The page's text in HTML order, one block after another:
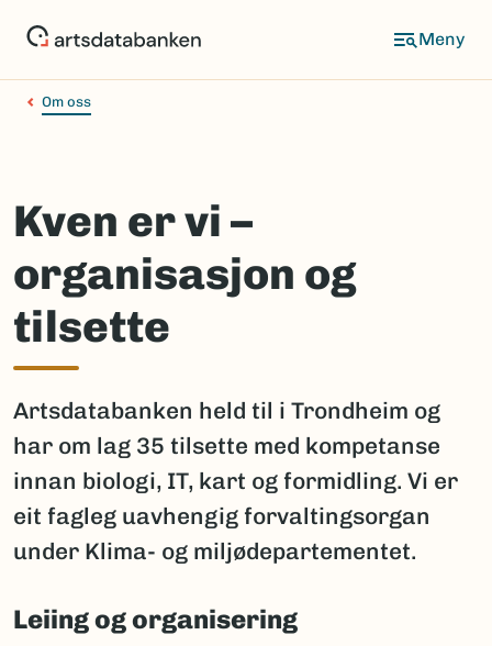
Om oss
Kven er vi –
organisasjon og
tilsette
Artsdatabanken held til i Trondheim og
har om lag 35 tilsette med kompetanse
innan biologi, IT, kart og formidling. Vi er
eit fagleg uavhengig forvaltingsorgan
under Klima- og miljødepartementet.
Leiing og organisering